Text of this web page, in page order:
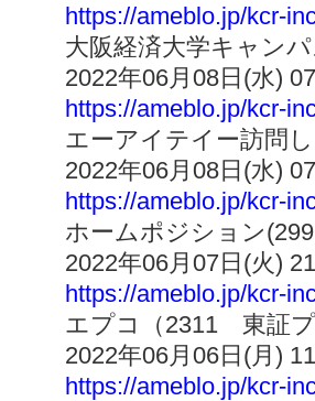
https://ameblo.jp/kcr-
大阪経済大学キャン
2022年06月08日(水)
https://ameblo.jp/kcr-
エーアイテイー訪問
2022年06月08日(水)
https://ameblo.jp/kcr-
ホームポジション
2022年06月07日(火)
https://ameblo.jp/kcr-
エプコ（2311 東証
2022年06月06日(月)
https://ameblo.jp/kcr-